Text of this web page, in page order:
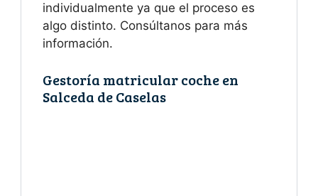
individualmente ya que el proceso es
algo distinto. Consúltanos para más
información.
Gestoría matricular coche en
Salceda de Caselas